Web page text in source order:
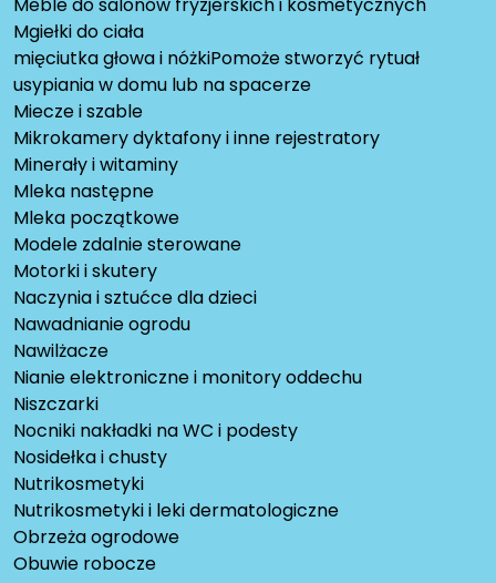
Meble do salonów fryzjerskich i kosmetycznych
Mgiełki do ciała
mięciutka głowa i nóżkiPomoże stworzyć rytuał
usypiania w domu lub na spacerze
Miecze i szable
Mikrokamery dyktafony i inne rejestratory
Minerały i witaminy
Mleka następne
Mleka początkowe
Modele zdalnie sterowane
Motorki i skutery
Naczynia i sztućce dla dzieci
Nawadnianie ogrodu
Nawilżacze
Nianie elektroniczne i monitory oddechu
Niszczarki
Nocniki nakładki na WC i podesty
Nosidełka i chusty
Nutrikosmetyki
Nutrikosmetyki i leki dermatologiczne
Obrzeża ogrodowe
Obuwie robocze